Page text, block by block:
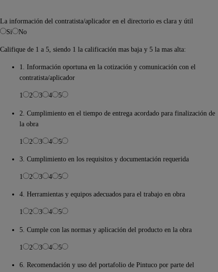
La información del contratista/aplicador en el directorio es clara y útil
Si
No
Califique de 1 a 5, siendo 1 la calificación mas baja y 5 la mas alta:
1. Información oportuna en la cotización y comunicación con el
contratista/aplicador
1 2 3 4 5
2. Cumplimiento en el tiempo de entrega acordado para finalización de
la obra
1 2 3 4 5
3. Cumplimiento en los requisitos y documentación requerida
1 2 3 4 5
4. Herramientas y equipos adecuados para el trabajo en obra
1 2 3 4 5
5. Cumple con las normas y aplicación del producto en la obra
1 2 3 4 5
6. Recomendación y uso del portafolio de Pintuco por parte del